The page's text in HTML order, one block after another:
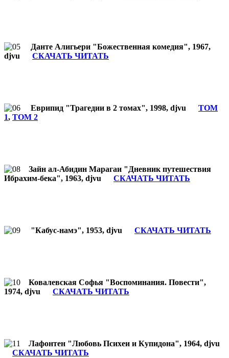
Данте Алигьери "Божественная комедия", 1967,
djvu СКАЧАТЬ ЧИТАТЬ
Еврипид "Трагедии в 2 томах", 1998, djvu ТОМ
1, ТОМ 2
Зайн ал-Абидин Марагаи "Дневник путешествия
Ибрахим-бека", 1963, djvu СКАЧАТЬ ЧИТАТЬ
"Кабус-намэ", 1953, djvu СКАЧАТЬ ЧИТАТЬ
Ковалевская Софья "Воспоминания. Повести",
1974, djvu СКАЧАТЬ ЧИТАТЬ
Лафонтен "Любовь Психеи и Купидона", 1964, djvu
СКАЧАТЬ ЧИТАТЬ